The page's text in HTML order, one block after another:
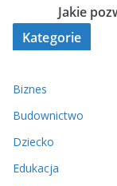
Jakie
Kategorie
Biznes
Budownictwo
Dziecko
Edukacja